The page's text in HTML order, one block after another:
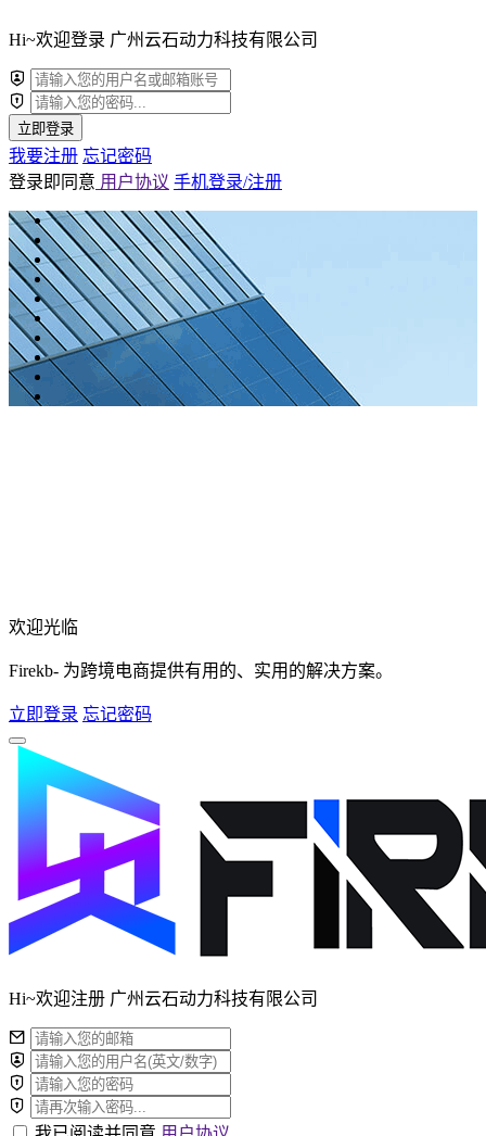
Hi~欢迎登录 广州云石动力科技有限公司
立即登录
我要注册 忘记密码
登录即同意 用户协议 手机登录/注册
欢迎光临
Firekb- 为跨境电商提供有用的、实用的解决方案。
立即登录 忘记密码
Hi~欢迎注册 广州云石动力科技有限公司